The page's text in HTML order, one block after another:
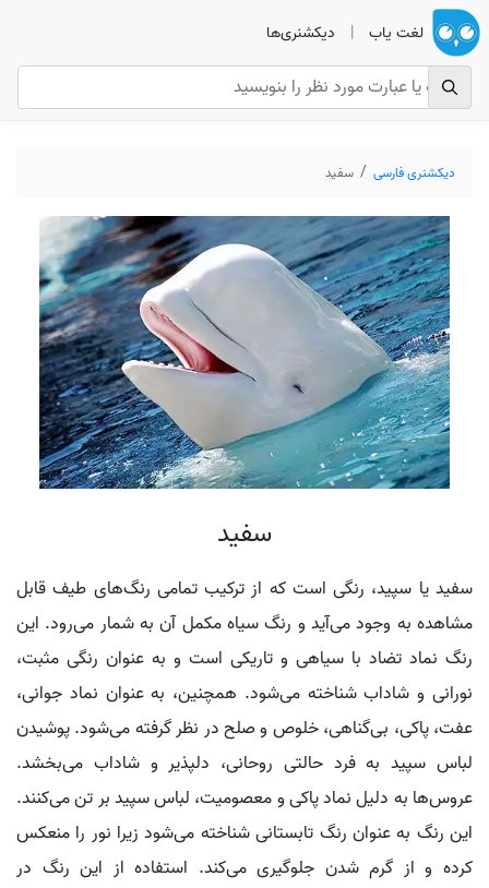
لغت یاب | دیکشنری‌ها
دیکشنری فارسی سفید
سفید
سفید یا سپید، رنگی است که از ترکیب تمامی رنگ‌های طیف قابل
مشاهده به وجود می‌آید و رنگ سیاه مکمل آن به شمار می‌رود. این
رنگ نماد تضاد با سیاهی و تاریکی است و به عنوان رنگی مثبت،
نورانی و شاداب شناخته می‌شود. همچنین، به عنوان نماد جوانی،
عفت، پاکی، بی‌گناهی، خلوص و صلح در نظر گرفته می‌شود. پوشیدن
لباس سپید به فرد حالتی روحانی، دلپذیر و شاداب می‌بخشد.
عروس‌ها به دلیل نماد پاکی و معصومیت، لباس سپید بر تن می‌کنند.
این رنگ به عنوان رنگ تابستانی شناخته می‌شود زیرا نور را منعکس
کرده و از گرم شدن جلوگیری می‌کند. استفاده از این رنگ در